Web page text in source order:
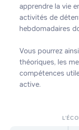
apprendre la vie
activités de
hebdomadaires
Vous pourrez
théoriques, les
compétences
active.